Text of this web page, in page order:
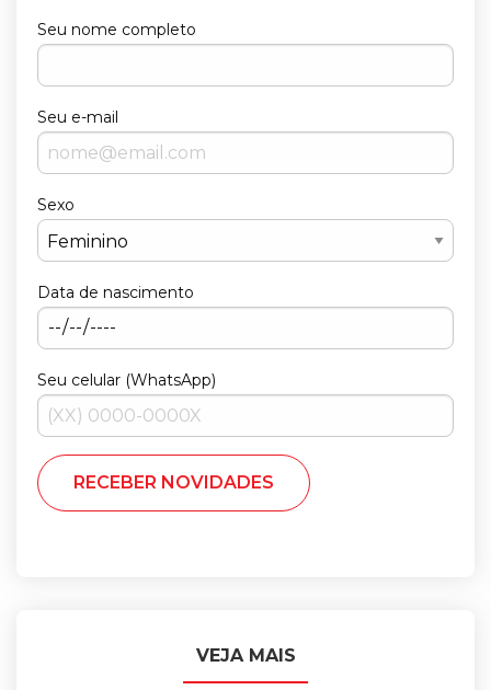
Seu nome completo
Seu e-mail
Sexo
Data de nascimento
Seu celular (WhatsApp)
VEJA MAIS